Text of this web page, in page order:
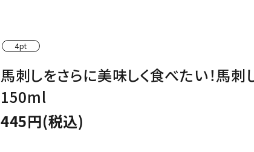
贈り物・セット物
4pt
馬刺しをさらに美味しく食べたい！馬刺
150ml
445円(税込)